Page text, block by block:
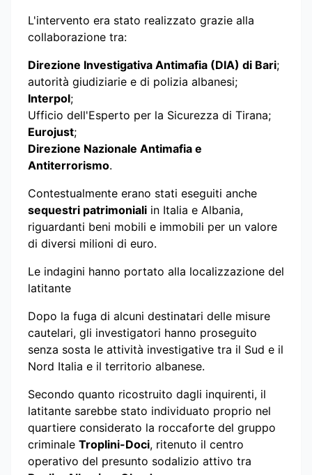
L'intervento era stato realizzato grazie alla
collaborazione tra:
Direzione Investigativa Antimafia (DIA) di Bari;
autorità giudiziarie e di polizia albanesi;
Interpol;
Ufficio dell'Esperto per la Sicurezza di Tirana;
Eurojust;
Direzione Nazionale Antimafia e
Antiterrorismo.
Contestualmente erano stati eseguiti anche
sequestri patrimoniali in Italia e Albania,
riguardanti beni mobili e immobili per un valore
di diversi milioni di euro.
Le indagini hanno portato alla localizzazione del
latitante
Dopo la fuga di alcuni destinatari delle misure
cautelari, gli investigatori hanno proseguito
senza sosta le attività investigative tra il Sud e il
Nord Italia e il territorio albanese.
Secondo quanto ricostruito dagli inquirenti, il
latitante sarebbe stato individuato proprio nel
quartiere considerato la roccaforte del gruppo
criminale Troplini-Doci, ritenuto il centro
operativo del presunto sodalizio attivo tra